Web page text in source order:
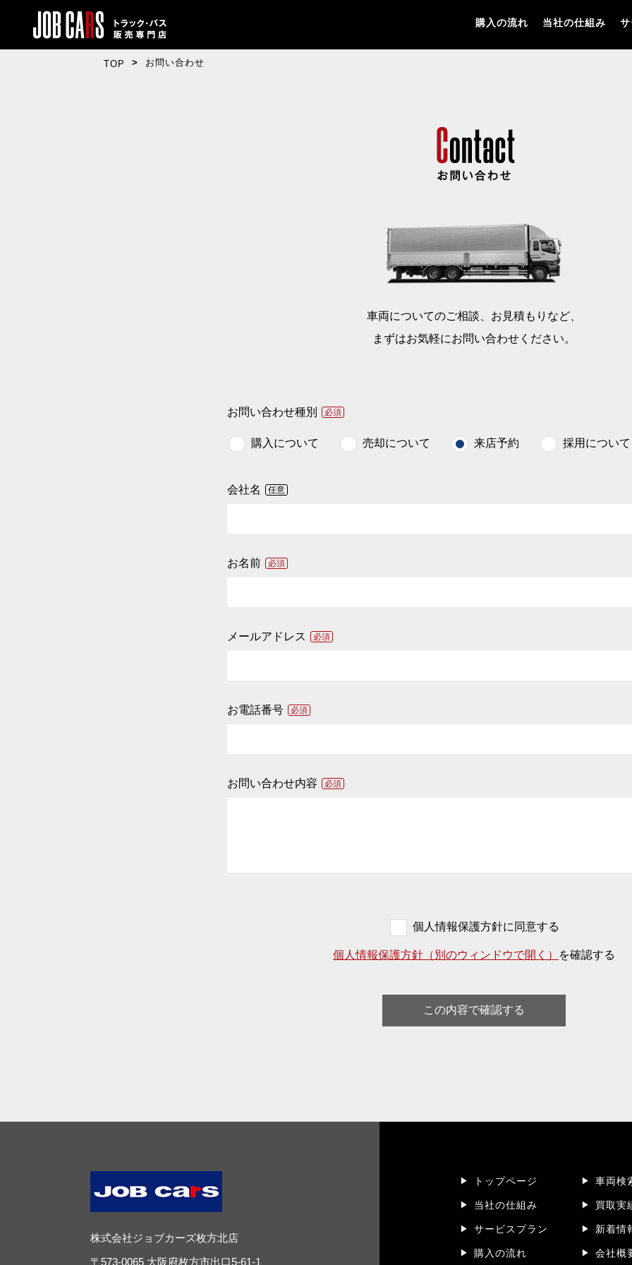
購入の流れ 当社の仕組み
TOP お問い合わせ
車両についてのご相談、お見積もりなど、
まずはお気軽にお問い合わせください。
お問い合わせ種別 必須
購入について 売却について 来店予約 採用について
会社名 任意
お名前 必須
メールアドレス 必須
お電話番号 必須
お問い合わせ内容 必須
個人情報保護方針に同意する
個人情報保護方針（別のウィンドウで開く） を確認する
トップページ
当社の仕組み
サービスプラン
購入の流れ
車両検
買取実
新着情
会社概
株式会社ジョブカーズ枚方北店
〒573-0065 大阪府枚方市出口5-61-1